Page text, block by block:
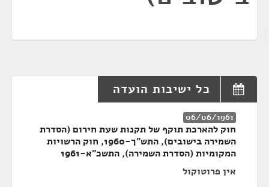
כל ישיבות הועדה
06/06/1961
חוק להארכת תוקף של תקנות שעת חירום (הסדרת
השמירה בישובים), התש"ך-1960, חוק הרשויות
המקומיות (הסדרת השמירה), התשכ"א-1961
אין פרוטוקול